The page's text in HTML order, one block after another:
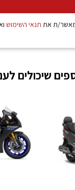
מאשר/ת את תנאי השימוש
שיכולים